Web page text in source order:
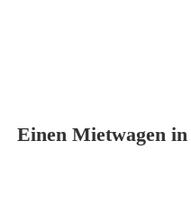
Einen Mietwagen